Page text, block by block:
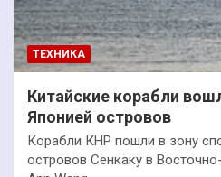
ТЕХНИКА
Китайские корабли
Японией островов
Корабли КНР пошли в зону
островов Сенкаку в